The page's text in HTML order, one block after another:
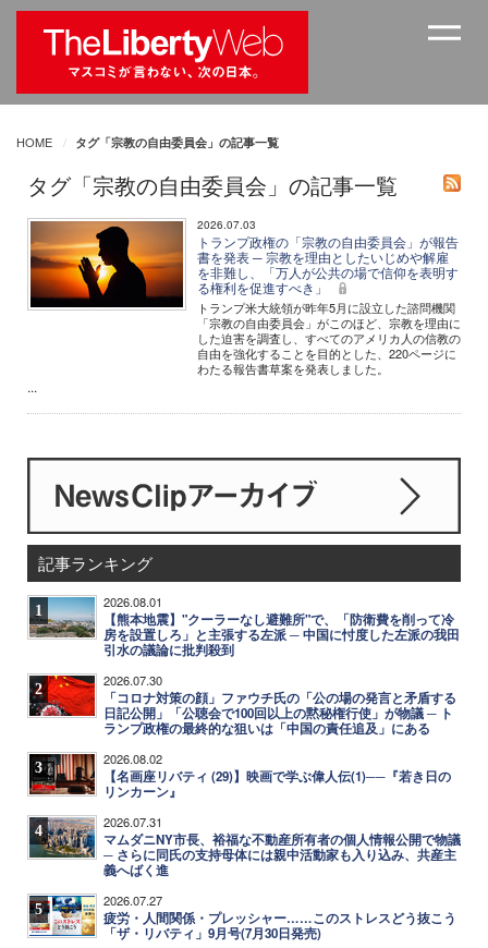
HOME タグ「宗教の自由委員会」の記事一覧
タグ「宗教の自由委員会」の記事一覧
2026.07.03
トランプ政権の「宗教の自由委員会」が報告
書を発表 ─ 宗教を理由としたいじめや解雇
を非難し、「万人が公共の場で信仰を表明す
る権利を促進すべき」
トランプ米大統領が昨年5月に設立した諮問機関
「宗教の自由委員会」がこのほど、宗教を理由に
した迫害を調査し、すべてのアメリカ人の信教の
自由を強化することを目的とした、220ページに
わたる報告書草案を発表しました。
...
記事ランキング
1 2026.08.01
【熊本地震】"クーラーなし避難所"で、「防衛費を削って冷
房を設置しろ」と主張する左派 ─ 中国に忖度した左派の我田
引水の議論に批判殺到
2 2026.07.30
「コロナ対策の顔」ファウチ氏の「公の場の発言と矛盾する
日記公開」「公聴会で100回以上の黙秘権行使」が物議 ─ ト
ランプ政権の最終的な狙いは「中国の責任追及」にある
3 2026.08.02
【名画座リバティ (29)】映画で学ぶ偉人伝(1)──『若き日の
リンカーン』
4 2026.07.31
マムダニNY市長、裕福な不動産所有者の個人情報公開で物議
─ さらに同氏の支持母体には親中活動家も入り込み、共産主
義へばく進
5 2026.07.27
疲労・人間関係・プレッシャー……このストレスどう抜こう
「ザ・リバティ」9月号(7月30日発売)